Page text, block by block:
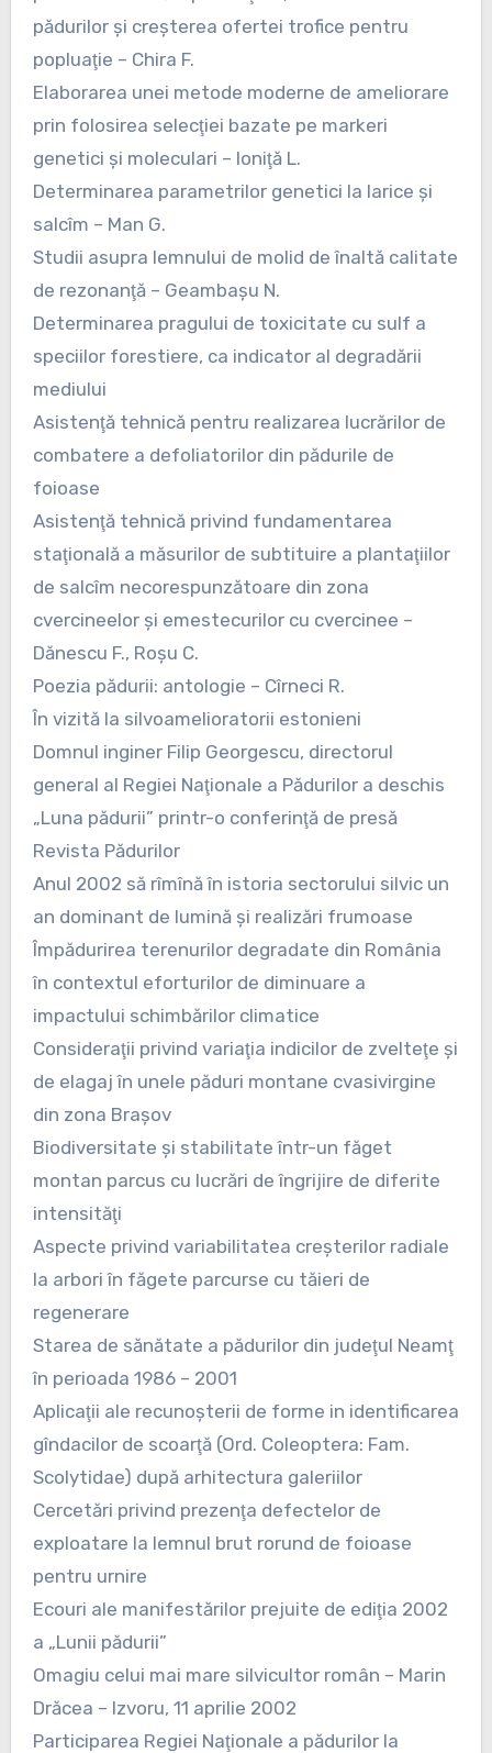
pădurilor şi creşterea ofertei trofice pentru
popluaţie – Chira F.
Elaborarea unei metode moderne de ameliorare
prin folosirea selecţiei bazate pe markeri
genetici şi moleculari – Ioniţă L.
Determinarea parametrilor genetici la larice şi
salcîm – Man G.
Studii asupra lemnului de molid de înaltă calitate
de rezonanţă – Geambaşu N.
Determinarea pragului de toxicitate cu sulf a
speciilor forestiere, ca indicator al degradării
mediului
Asistenţă tehnică pentru realizarea lucrărilor de
combatere a defoliatorilor din pădurile de
foioase
Asistenţă tehnică privind fundamentarea
staţională a măsurilor de subtituire a plantaţiilor
de salcîm necorespunzătoare din zona
cvercineelor şi emestecurilor cu cvercinee –
Dănescu F., Roşu C.
Poezia pădurii: antologie – Cîrneci R.
În vizită la silvoamelioratorii estonieni
Domnul inginer Filip Georgescu, directorul
general al Regiei Naţionale a Pădurilor a deschis
„Luna pădurii” printr-o conferinţă de presă
Revista Pădurilor
Anul 2002 să rîmînă în istoria sectorului silvic un
an dominant de lumină şi realizări frumoase
Împădurirea terenurilor degradate din România
în contextul eforturilor de diminuare a
impactului schimbărilor climatice
Consideraţii privind variaţia indicilor de zvelteţe şi
de elagaj în unele păduri montane cvasivirgine
din zona Braşov
Biodiversitate şi stabilitate într-un făget
montan parcus cu lucrări de îngrijire de diferite
intensităţi
Aspecte privind variabilitatea creşterilor radiale
la arbori în făgete parcurse cu tăieri de
regenerare
Starea de sănătate a pădurilor din judeţul Neamţ
în perioada 1986 – 2001
Aplicaţii ale recunoşterii de forme in identificarea
gîndacilor de scoarţă (Ord. Coleoptera: Fam.
Scolytidae) după arhitectura galeriilor
Cercetări privind prezenţa defectelor de
exploatare la lemnul brut rorund de foioase
pentru urnire
Ecouri ale manifestărilor prejuite de ediţia 2002
a „Lunii pădurii”
Omagiu celui mai mare silvicultor român – Marin
Drăcea – Izvoru, 11 aprilie 2002
Participarea Regiei Naţionale a pădurilor la